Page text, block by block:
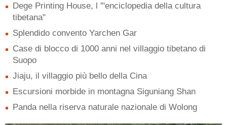
Dege Printing House, l '"enciclopedia della cultura
tibetana"
Splendido convento Yarchen Gar
Case di blocco di 1000 anni nel villaggio tibetano di
Suopo
Jiaju, il villaggio più bello della Cina
Escursioni morbide in montagna Siguniang Shan
Panda nella riserva naturale nazionale di Wolong